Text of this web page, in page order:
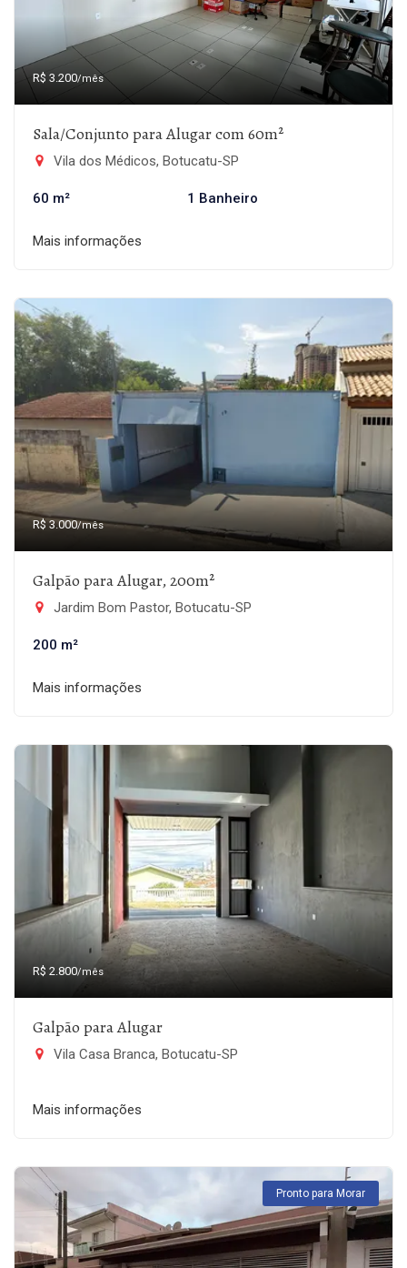
R$ 3.200/mês
Sala/Conjunto para Alugar com 60m²
Vila dos Médicos, Botucatu-SP
60 m² 1 Banheiro
Mais informações
R$ 3.000/mês
Galpão para Alugar, 200m²
Jardim Bom Pastor, Botucatu-SP
200 m²
Mais informações
R$ 2.800/mês
Galpão para Alugar
Vila Casa Branca, Botucatu-SP
Mais informações
Pronto para Morar